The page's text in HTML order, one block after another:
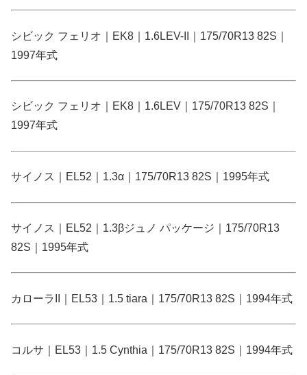
シビック フェリオ｜EK8｜1.6LEV-II｜175/70R13 82S｜
1997年式
シビック フェリオ｜EK8｜1.6LEV｜175/70R13 82S｜
1997年式
サイノス｜EL52｜1.3α｜175/70R13 82S｜1995年式
サイノス｜EL52｜1.3βジュノ パッケージ｜175/70R13
82S｜1995年式
カローラII｜EL53｜1.5 tiara｜175/70R13 82S｜1994年式
コルサ｜EL53｜1.5 Cynthia｜175/70R13 82S｜1994年式